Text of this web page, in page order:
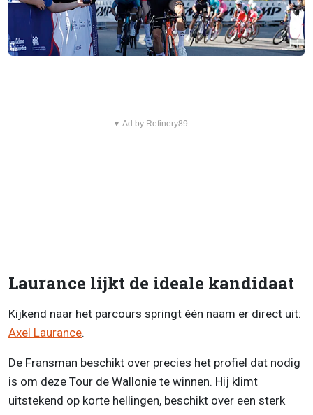
▼ Ad by Refinery89
Laurance lijkt de ideale kandidaat
Kijkend naar het parcours springt één naam er direct uit:
Axel Laurance.
De Fransman beschikt over precies het profiel dat nodig
is om deze Tour de Wallonie te winnen. Hij klimt
uitstekend op korte hellingen, beschikt over een sterk